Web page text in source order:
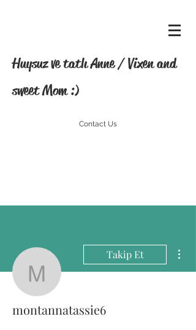
Huysuz ve tatlı Anne / Vixen and
sweet Mom :)
Contact Us
montannatassie6
Takip Et
montannatassie6